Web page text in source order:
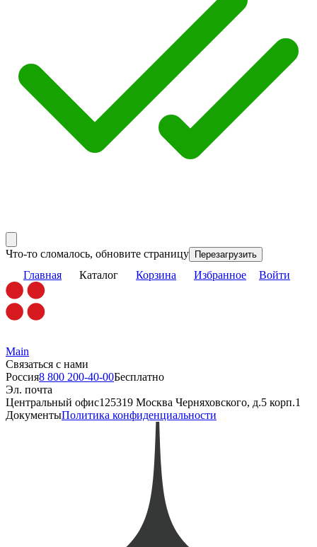
Что-то сломалось, обновите страницу Перезагрузить
Главная Каталог Корзина Избранное Войти
Main
Связаться с нами
Россия8 800 200-40-00Бесплатно
Эл. почта
Центральный офис125319 Москва Черняховского, д.5 корп.1
ДокументыПолитика конфиденциальности